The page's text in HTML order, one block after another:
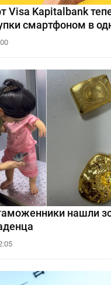
Visa Kapitalbank
смартфоном в
нашли